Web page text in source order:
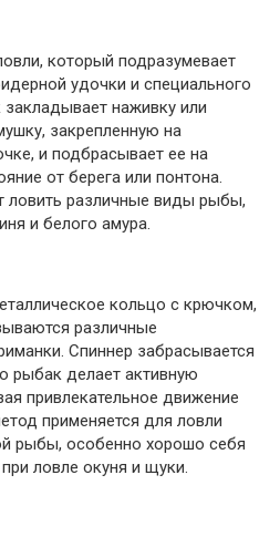
который подразумевает
удочки и специального
наживку или
закрепленную на
и подбрасывает ее на
от берега или понтона.
ловить различные виды рыбы,
и белого амура.
кольцо с крючком,
различные
Спиннер забрасывается
рыбак делает активную
привлекательное движение
применяется для ловли
рыбы, особенно хорошо себя
ловле окуня и щуки.